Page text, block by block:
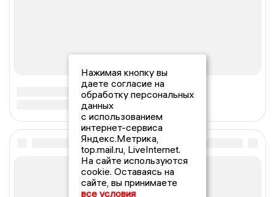
Нажимая кнопку вы
даете согласие на
обработку персональных
данных
с использованием
интернет-сервиса
Яндекс.Метрика,
top.mail.ru, LiveInternet.
На сайте используются
cookie. Оставаясь на
сайте, вы принимаете
все условия